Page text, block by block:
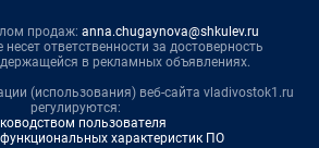
продаж: anna.chugaynova@shkulev.ru
несет ответственности за достоверность
в рекламных объявлениях.
(использования) веб-сайта vladivostok1.ru
регулируются:
пользователя
характеристик ПО